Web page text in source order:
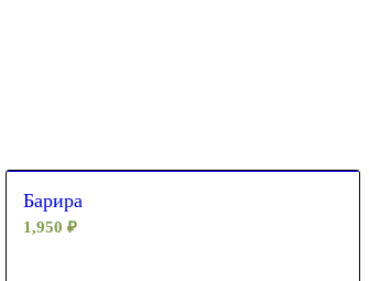
Барира
1,950 ₽